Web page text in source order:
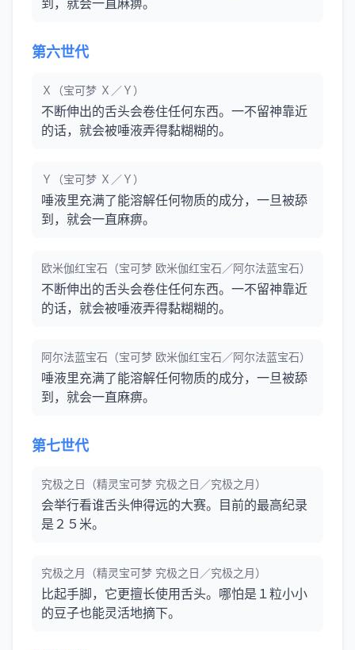
到，就会一直麻痹。
第六世代
Ｘ（宝可梦 Ｘ／Ｙ）
不断伸出的舌头会卷住任何东西。一不留神靠近
的话，就会被唾液弄得黏糊糊的。
Ｙ（宝可梦 Ｘ／Ｙ）
唾液里充满了能溶解任何物质的成分，一旦被舔
到，就会一直麻痹。
欧米伽红宝石（宝可梦 欧米伽红宝石／阿尔法蓝宝石）
不断伸出的舌头会卷住任何东西。一不留神靠近
的话，就会被唾液弄得黏糊糊的。
阿尔法蓝宝石（宝可梦 欧米伽红宝石／阿尔法蓝宝石）
唾液里充满了能溶解任何物质的成分，一旦被舔
到，就会一直麻痹。
第七世代
究极之日（精灵宝可梦 究极之日／究极之月）
会举行看谁舌头伸得远的大赛。目前的最高纪录
是２５米。
究极之月（精灵宝可梦 究极之日／究极之月）
比起手脚，它更擅长使用舌头。哪怕是１粒小小
的豆子也能灵活地摘下。